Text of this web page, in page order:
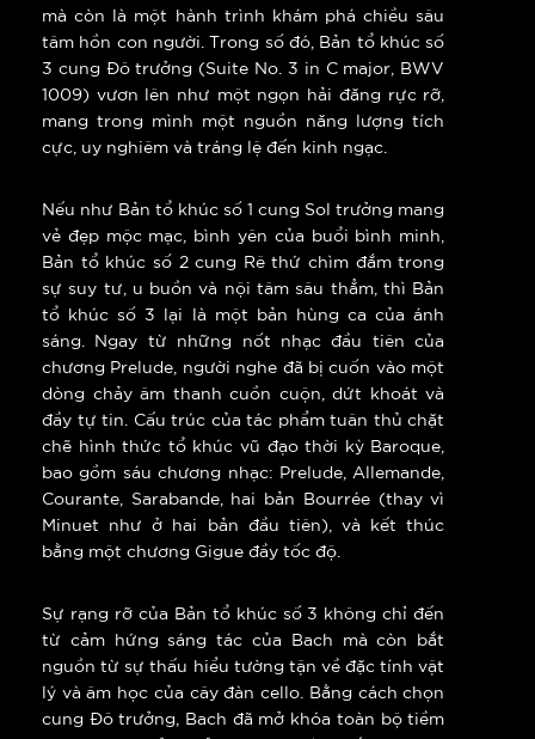
mà còn là một hành trình khám phá chiều sâu
tâm hồn con người. Trong số đó, Bản tổ khúc số
3 cung Đô trưởng (Suite No. 3 in C major, BWV
1009) vươn lên như một ngọn hải đăng rực rỡ,
mang trong mình một nguồn năng lượng tích
cực, uy nghiêm và tráng lệ đến kinh ngạc.
Nếu như Bản tổ khúc số 1 cung Sol trưởng mang
vẻ đẹp mộc mạc, bình yên của buổi bình minh,
Bản tổ khúc số 2 cung Rê thứ chìm đắm trong
sự suy tư, u buồn và nội tâm sâu thẳm, thì Bản
tổ khúc số 3 lại là một bản hùng ca của ánh
sáng. Ngay từ những nốt nhạc đầu tiên của
chương Prelude, người nghe đã bị cuốn vào một
dòng chảy âm thanh cuồn cuộn, dứt khoát và
đầy tự tin. Cấu trúc của tác phẩm tuân thủ chặt
chẽ hình thức tổ khúc vũ đạo thời kỳ Baroque,
bao gồm sáu chương nhạc: Prelude, Allemande,
Courante, Sarabande, hai bản Bourrée (thay vì
Minuet như ở hai bản đầu tiên), và kết thúc
bằng một chương Gigue đầy tốc độ.
Sự rạng rỡ của Bản tổ khúc số 3 không chỉ đến
từ cảm hứng sáng tác của Bach mà còn bắt
nguồn từ sự thấu hiểu tường tận về đặc tính vật
lý và âm học của cây đàn cello. Bằng cách chọn
cung Đô trưởng, Bach đã mở khóa toàn bộ tiềm